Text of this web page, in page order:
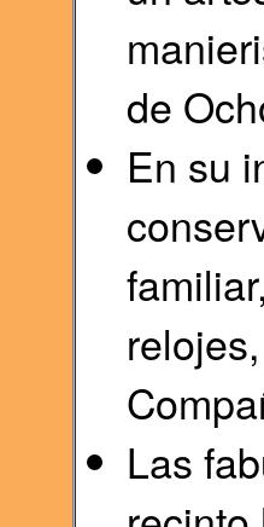
de
En su
Las